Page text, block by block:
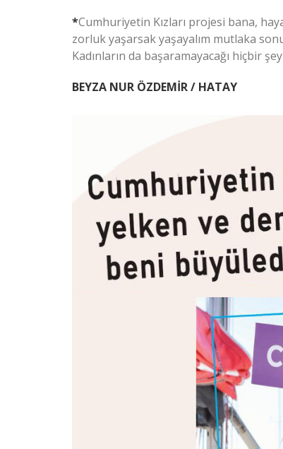
*Cumhuriyetin Kızları projesi bana,
zorluk yaşarsak yaşayalım mutlaka
Kadınların da başaramayacağı hiçbir
BEYZA NUR ÖZDEMİR / HATAY